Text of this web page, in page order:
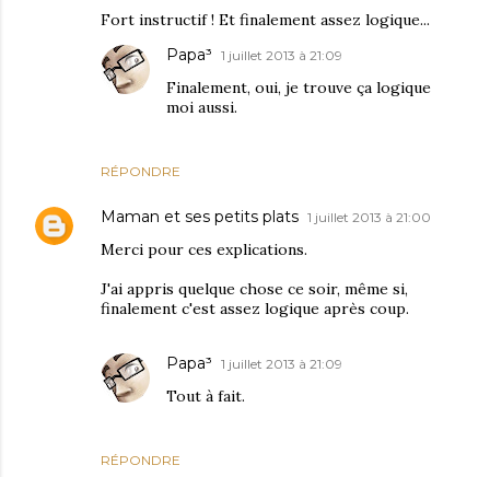
Fort instructif ! Et finalement assez logique...
RÉPONDRE
Papa³ 1 juillet 2013 à 21:09
Finalement, oui, je trouve ça logique
moi aussi.
Maman et ses petits plats 1 juillet 2013 à 21:00
Merci pour ces explications.
J'ai appris quelque chose ce soir, même si,
finalement c'est assez logique après coup.
RÉPONDRE
Papa³ 1 juillet 2013 à 21:09
Tout à fait.